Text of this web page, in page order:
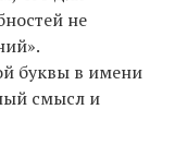
не
буквы в имени
смысл и